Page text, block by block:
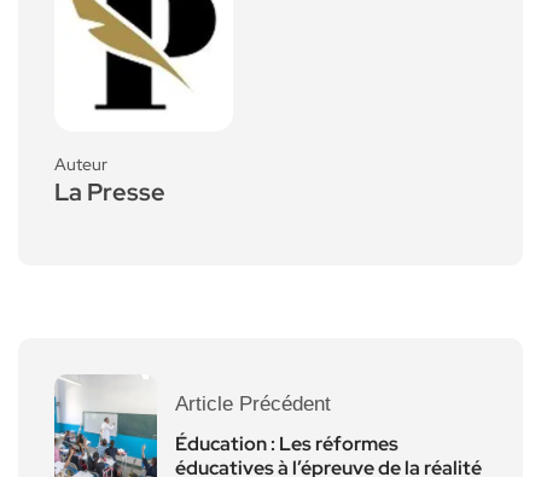
Auteur
La Presse
Article Précédent
Éducation : Les réformes
éducatives à l’épreuve de la réalité